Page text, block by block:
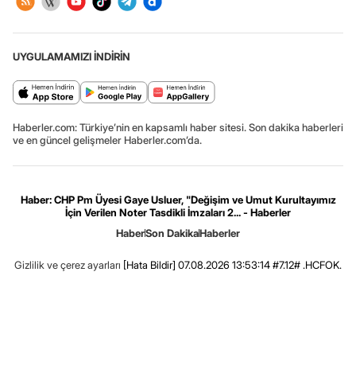
UYGULAMAMIZI İNDİRİN
Haberler.com: Türkiye’nin en kapsamlı haber sitesi. Son dakika haberleri
ve en güncel gelişmeler Haberler.com’da.
Haber: CHP Pm Üyesi Gaye Usluer, "Değişim ve Umut Kurultayımız
İçin Verilen Noter Tasdikli İmzaları 2... - Haberler
HaberSon DakikaHaberler
Gizlilik ve çerez ayarları [Hata Bildir] 07.08.2026 13:53:14 #7.12# .HCFOK.